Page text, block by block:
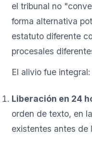
el tribunal no
forma alternativa
estatuto diferente
procesales
El alivio fue integral:
Liberación en 24
orden de texto, en
existentes antes de